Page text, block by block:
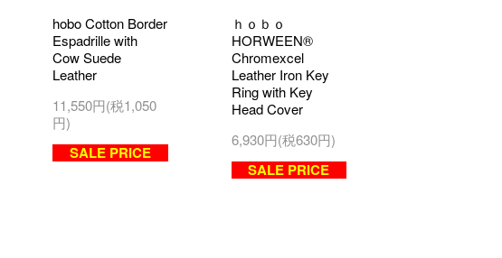
hobo Cotton Border
Espadrille with
Cow Suede
Leather
11,550円(税1,050
円)
SALE PRICE
ｈｏｂｏ
HORWEEN®
Chromexcel
Leather Iron Key
Ring with Key
Head Cover
6,930円(税630円)
SALE PRICE